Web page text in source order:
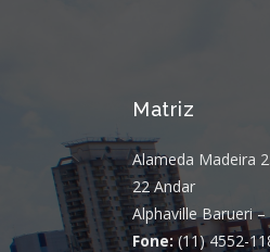
Matriz
Alameda Madeira
22 Andar
Alphaville Barueri –
Fone: (11) 4552-